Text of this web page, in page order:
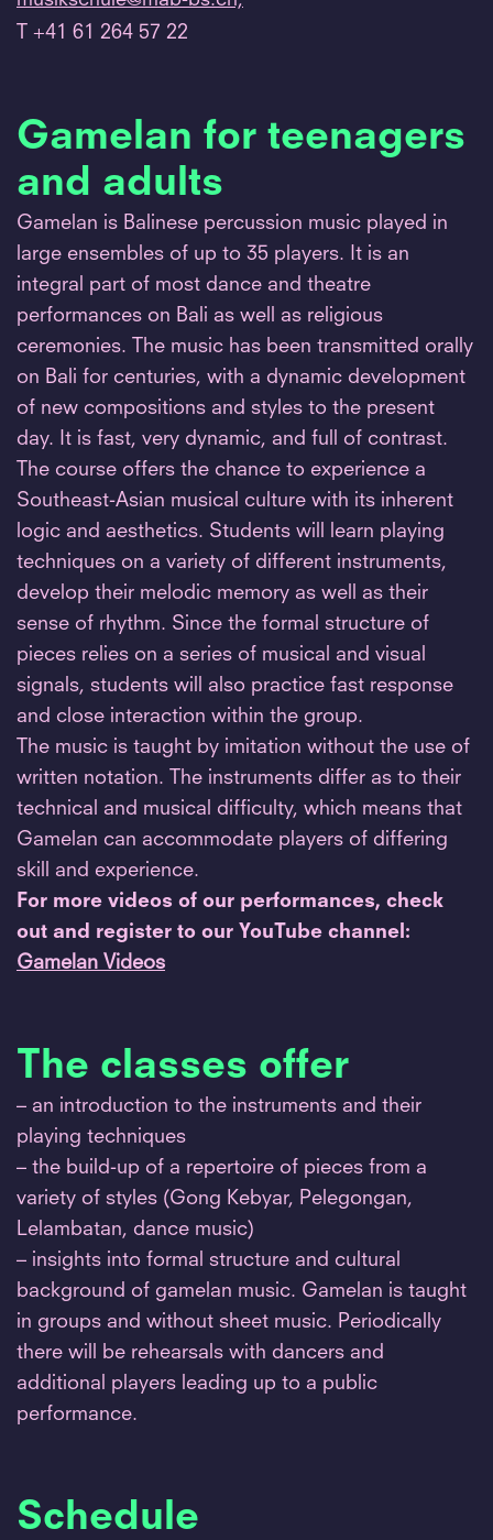
T +41 61 264 57 22
Gamelan for teenagers
and adults
Gamelan is Balinese percussion music played in
large ensembles of up to 35 players. It is an
integral part of most dance and theatre
performances on Bali as well as religious
ceremonies. The music has been transmitted orally
on Bali for centuries, with a dynamic development
of new compositions and styles to the present
day. It is fast, very dynamic, and full of contrast.
The course offers the chance to experience a
Southeast-Asian musical culture with its inherent
logic and aesthetics. Students will learn playing
techniques on a variety of different instruments,
develop their melodic memory as well as their
sense of rhythm. Since the formal structure of
pieces relies on a series of musical and visual
signals, students will also practice fast response
and close interaction within the group.
The music is taught by imitation without the use of
written notation. The instruments differ as to their
technical and musical difficulty, which means that
Gamelan can accommodate players of differing
skill and experience.
For more videos of our performances, check
out and register to our YouTube channel:
Gamelan Videos
The classes offer
– an introduction to the instruments and their
playing techniques
– the build-up of a repertoire of pieces from a
variety of styles (Gong Kebyar, Pelegongan,
Lelambatan, dance music)
– insights into formal structure and cultural
background of gamelan music. Gamelan is taught
in groups and without sheet music. Periodically
there will be rehearsals with dancers and
additional players leading up to a public
performance.
Schedule